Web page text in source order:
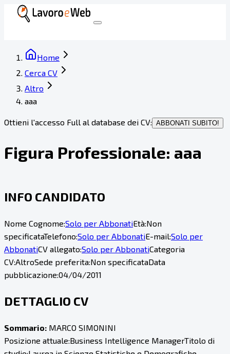
Home
Cerca CV
Altro
aaa
Ottieni l'accesso Full al database dei CV: ABBONATI SUBITO!
Figura Professionale: aaa
INFO CANDIDATO
Nome Cognome:Solo per AbbonatiEtà:Non
specificataTelefono:Solo per AbbonatiE-mail:Solo per
AbbonatiCV allegato:Solo per AbbonatiCategoria
CV:AltroSede preferita:Non specificataData
pubblicazione:04/04/2011
DETTAGLIO CV
Sommario: MARCO SIMONINI
Posizione attuale:Business Intelligence ManagerTitolo di